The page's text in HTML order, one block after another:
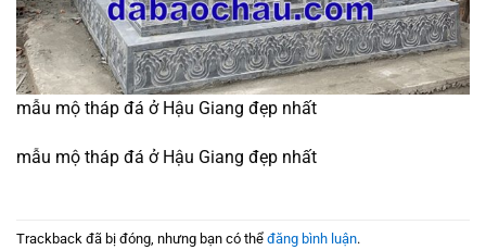
mẫu mộ tháp đá ở Hậu Giang đẹp nhất
mẫu mộ tháp đá ở Hậu Giang đẹp nhất
Trackback đã bị đóng, nhưng bạn có thể đăng bình luận.